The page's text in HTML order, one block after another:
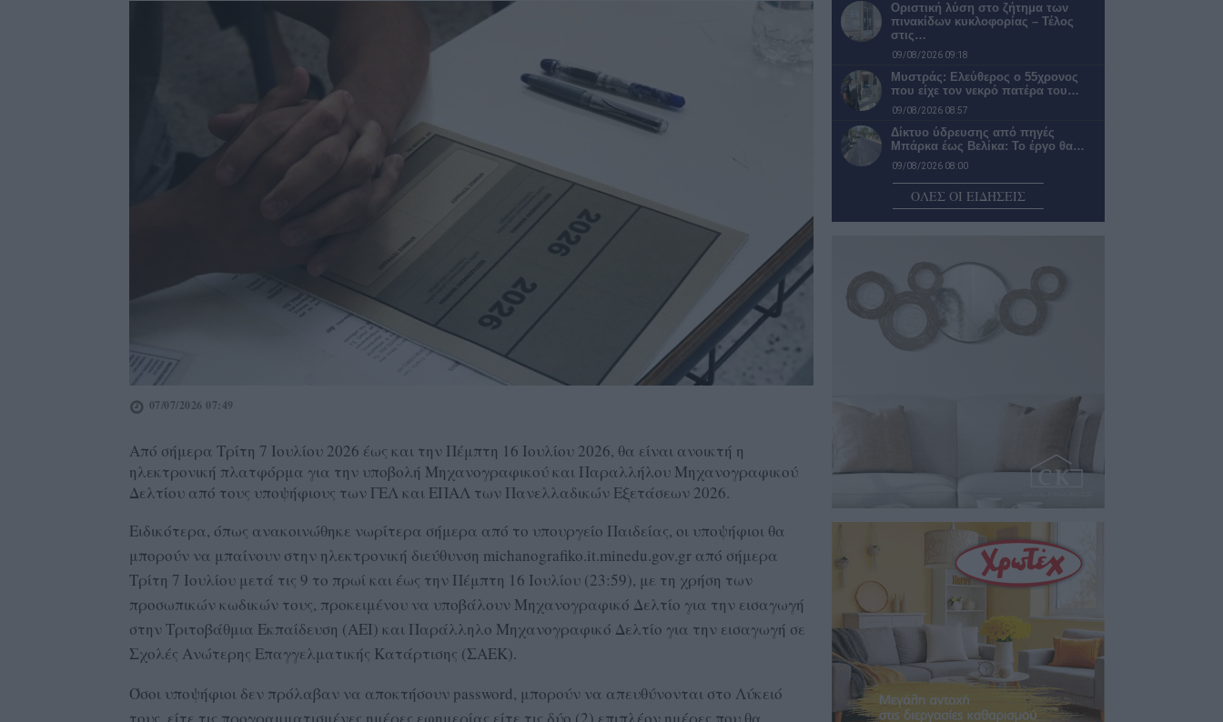
07/07/2026 07:49
Από σήμερα Τρίτη 7 Ιουλίου 2026 έως και την Πέμπτη 16 Ιουλίου 2026, θα είναι ανοικτή η
ηλεκτρονική πλατφόρμα για την υποβολή Μηχανογραφικού και Παραλλήλου Μηχανογραφικού
Δελτίου από τους υποψήφιους των ΓΕΛ και ΕΠΑΛ των Πανελλαδικών Εξετάσεων 2026.
Ειδικότερα, όπως ανακοινώθηκε νωρίτερα σήμερα από το υπουργείο Παιδείας, οι υποψήφιοι θα
μπορούν να μπαίνουν στην ηλεκτρονική διεύθυνση michanografiko.it.minedu.gov.gr από σήμερα
Τρίτη 7 Ιουλίου μετά τις 9 το πρωί και έως την Πέμπτη 16 Ιουλίου (23:59), με τη χρήση των
προσωπικών κωδικών τους, προκειμένου να υποβάλουν Μηχανογραφικό Δελτίο για την εισαγωγή
στην Τριτοβάθμια Εκπαίδευση (ΑΕΙ) και Παράλληλο Μηχανογραφικό Δελτίο για την εισαγωγή σε
Σχολές Ανώτερης Επαγγελματικής Κατάρτισης (ΣΑΕΚ).
Όσοι υποψήφιοι δεν πρόλαβαν να αποκτήσουν password, μπορούν να απευθύνονται στο Λύκειό
Οριστική λύση στο ζήτημα των
πινακίδων κυκλοφορίας – Τέλος
στις…
09/08/2026 09:18
Μυστράς: Ελεύθερος ο 55χρονος
που είχε τον νεκρό πατέρα του…
09/08/2026 08:57
Δίκτυο ύδρευσης από πηγές
Μπάρκα έως Βελίκα: Το έργο θα…
09/08/2026 08:00
Πολύ υψηλός κίνδυνος πυρκαγιάς
σήμερα – Οι περιοχές έχουν τεθεί…
09/08/2026 07:57
έχει…
09/08/2026 07:38
ΟΛΕΣ ΟΙ ΕΙΔΗΣΕΙΣ